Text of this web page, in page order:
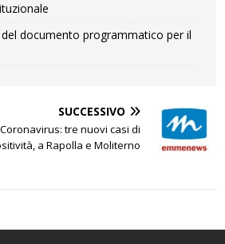
documento programmatico per il
SUCCESSIVO
Coronavirus: tre nuovi casi di
a Rapolla e Moliterno